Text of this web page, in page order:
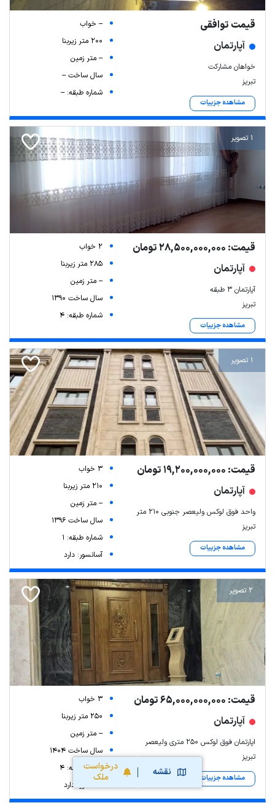
نقشه
درخواست
ملک
قیمت توافقی
آپارتمان
خواهان مشارکت
تبریز
مشاهده جزییات
-- خواب
200 متر زیربنا
-- متر زمین
سال ساخت --
شماره طبقه: --
1 تصویر
قیمت: 28,500,000,000 تومان
آپارتمان
آپارتمان ۳ طبقه
تبریز
مشاهده جزییات
2 خواب
285 متر زیربنا
-- متر زمین
سال ساخت 1390
شماره طبقه: 4
1 تصویر
قیمت: 19,200,000,000 تومان
آپارتمان
واحد فوق لوکس ولیعصر جنوبی ۲۱۰ متر
تبریز
مشاهده جزییات
3 خواب
210 متر زیربنا
-- متر زمین
سال ساخت 1396
شماره طبقه: 1
آسانسور: دارد
2 تصویر
قیمت: 65,000,000,000 تومان
آپارتمان
اپارتمان فوق لوکس ۲۵۰ متری ولیعصر
تبریز
مشاهده جزییات
3 خواب
250 متر زیربنا
-- متر زمین
سال ساخت 1404
شماره طبقه: 4
آسانسور: دارد